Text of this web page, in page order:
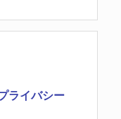
ライバシー